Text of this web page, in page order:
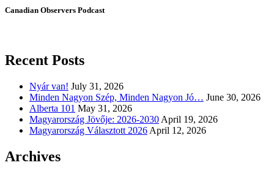
Canadian Observers Podcast
Recent Posts
Nyár van! July 31, 2026
Minden Nagyon Szép, Minden Nagyon Jó… June 30, 2026
Alberta 101 May 31, 2026
Magyarország Jövője: 2026-2030 April 19, 2026
Magyarország Választott 2026 April 12, 2026
Archives